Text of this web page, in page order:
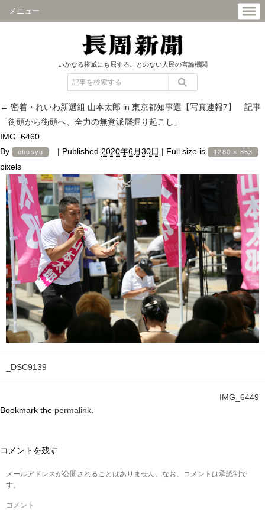
メニュー
いかなる権威にも屈することのない人民の言論機関
← 密着・れいわ新選組 山本太郎 in 東京都知事選【写真速報7】 記事
「街頭から街頭へ、全力の無党派層掘り起こし」
IMG_6460
By
chosyu | Published 2020年6月30日 | Full size is 1280 × 853
pixels
_DSC9139
IMG_6449
Bookmark the permalink
コメントを残す
メールアドレスが公開されることはありません。なお、コメントは承認制で
す。
コメント